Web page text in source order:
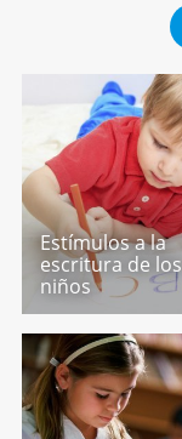
Estímulos a la
escritura de los
niños